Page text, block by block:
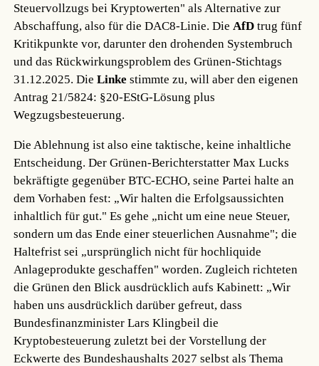
Steuervollzugs bei Kryptowerten" als Alternative zur
Abschaffung, also für die DAC8-Linie. Die AfD trug fünf
Kritikpunkte vor, darunter den drohenden Systembruch
und das Rückwirkungsproblem des Grünen-Stichtags
31.12.2025. DieLinke stimmte zu, will aber den eigenen
Antrag 21/5824: §20-EStG-Lösung plus
Wegzugsbesteuerung.
Die Ablehnung ist also eine taktische, keine inhaltliche
Entscheidung. Der Grünen-Berichterstatter Max Lucks
bekräftigte gegenüber BTC-ECHO, seine Partei halte an
dem Vorhaben fest: „Wir halten die Erfolgsaussichten
inhaltlich für gut." Es gehe „nicht um eine neue Steuer,
sondern um das Ende einer steuerlichen Ausnahme"; die
Haltefrist sei „ursprünglich nicht für hochliquide
Anlageprodukte geschaffen" worden. Zugleich richteten
die Grünen den Blick ausdrücklich aufs Kabinett: „Wir
haben uns ausdrücklich darüber gefreut, dass
Bundesfinanzminister Lars Klingbeil die
Kryptobesteuerung zuletzt bei der Vorstellung der
Eckwerte des Bundeshaushalts 2027 selbst als Thema